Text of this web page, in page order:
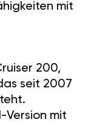
mit
200,
seit 2007
Version mit